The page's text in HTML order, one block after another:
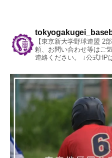
【東京新大学野球連盟 2
頼、お問い合わせ等はご
連絡ください。
↓公式HP